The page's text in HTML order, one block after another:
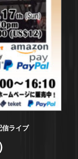
信ライブ